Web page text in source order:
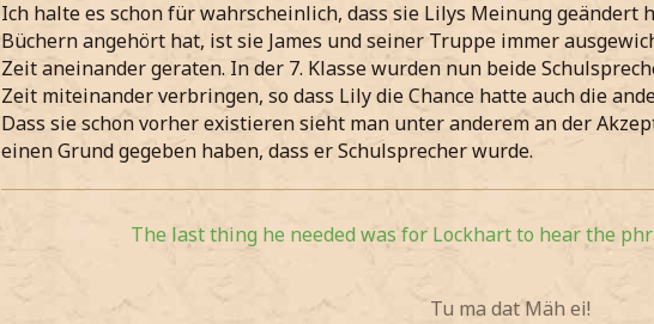
Ich halte es schon für wahrscheinlich, dass sie Lilys Meinung geändert
Büchern angehört hat, ist sie James und seiner Truppe immer
Zeit aneinander geraten. In der 7. Klasse wurden nun beide
Zeit miteinander verbringen, so dass Lily die Chance hatte auch die
Dass sie schon vorher existieren sieht man unter anderem an der
einen Grund gegeben haben, dass er Schulsprecher wurde.
The last thing he needed was for Lockhart to hear the
Tu ma dat Mäh ei!